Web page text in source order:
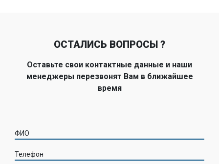
ОСТАЛИСЬ ВОПРОСЫ ?
Оставьте свои контактные данные и наши
менеджеры перезвонят Вам в ближайшее
время
ФИО
Телефон